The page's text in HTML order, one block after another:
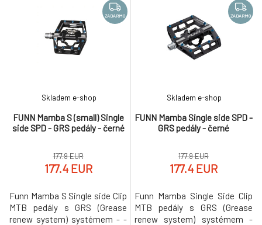
vhodnější pro některé způsoby
použití (a jezdce s menší
nohou). Elitní jednostranné
nášlapné lehké a odolné pedály
s integrovaným systémem
vhodnější pro některé způsoby
použití (a jezdce s menší
nohou). Elitní jednostranné
nášlapné lehké a odolné pedály
s integrovaným systémem
ZADARMO
FUNN Mamba S (small) Single
side SPD - GRS pedály - černé
Skladem e-shop
177.9 EUR
177.4 EUR
Funn Mamba S Single side Clip
MTB pedály s GRS (Grease
renew system) systémem - -
ZADARMO
FUNN Mamba Single side SPD -
GRS pedály - černé
Skladem e-shop
177.9 EUR
177.4 EUR
Funn Mamba Single Side Clip
MTB pedály s GRS (Grease
renew system) systémem -